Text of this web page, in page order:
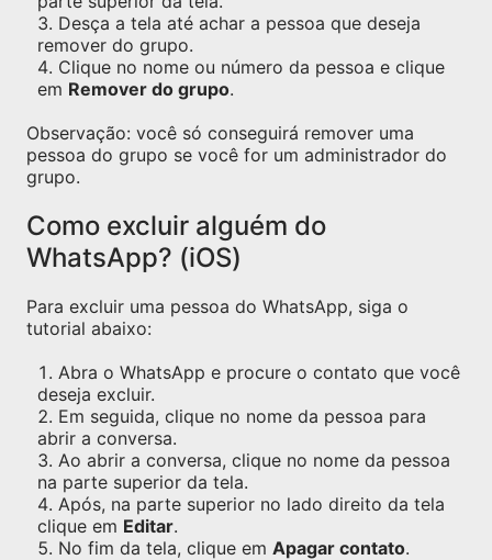
Desça a tela até achar a pessoa que deseja
remover do grupo.
Clique no nome ou número da pessoa e clique
em Remover do grupo.
Observação: você só conseguirá remover uma
pessoa do grupo se você for um administrador do
grupo.
Como excluir alguém do
WhatsApp? (iOS)
Para excluir uma pessoa do WhatsApp, siga o
tutorial abaixo:
Abra o WhatsApp e procure o contato que você
deseja excluir.
Em seguida, clique no nome da pessoa para
abrir a conversa.
Ao abrir a conversa, clique no nome da pessoa
na parte superior da tela.
Após, na parte superior no lado direito da tela
clique em Editar.
No fim da tela, clique em Apagar contato.